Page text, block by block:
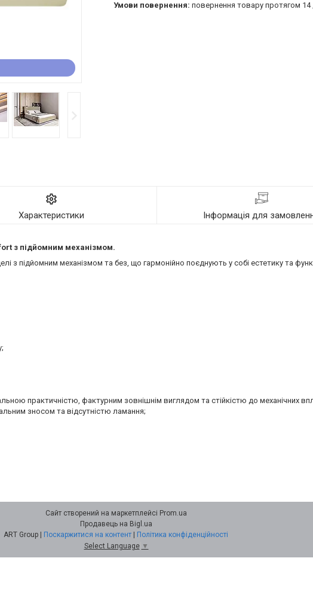
повернення товару протягом 14
Характеристики Інформація для
з підйомним механізмом.
з підйомним механізмом та без, що гармонійно поєднують у собі естетику та
практичністю, фактурним зовнішнім виглядом та стійкістю до механічних
зносом та відсутністю ламання;
Сайт створений на маркетплейсі Prom.ua
Продавець на Bigl.ua
Поскаржитися на контент
Політика конфіденційності
Select Language ▼